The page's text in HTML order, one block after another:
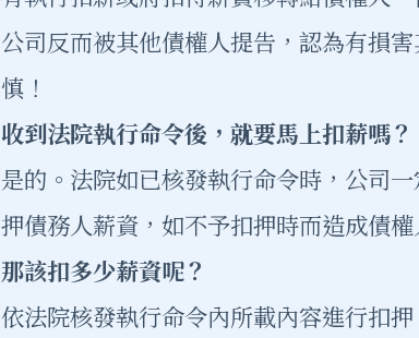
公司反而被其他債權人提告，認為有損
慎！
收到法院執行命令後，就要馬上扣薪嗎？
是的。法院如已核發執行命令時，公司
押債務人薪資，如不予扣押時而造成債
那該扣多少薪資呢？
依法院核發執行命令內所載內容進行扣